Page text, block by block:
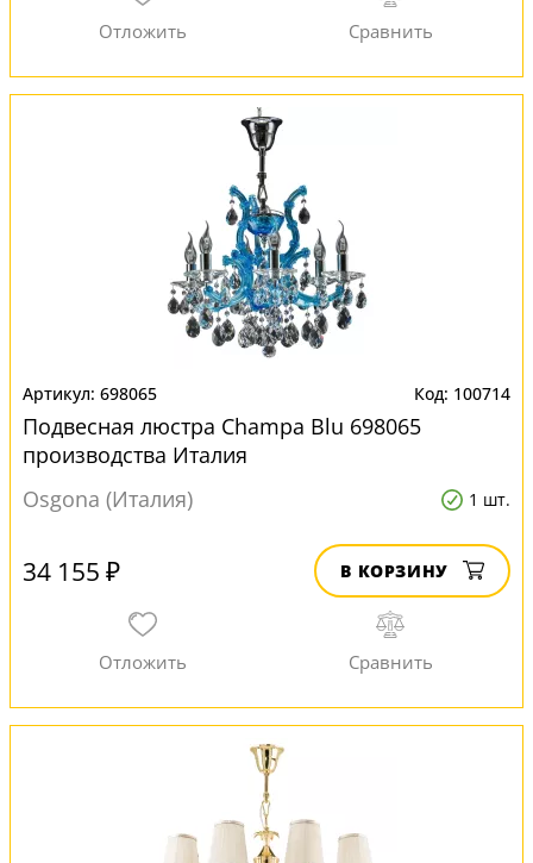
698065 100714
Подвесная люстра Champa Blu 698065
производства Италия
Osgona (Италия)
1 шт.
34 155 ₽ В КОРЗИНУ